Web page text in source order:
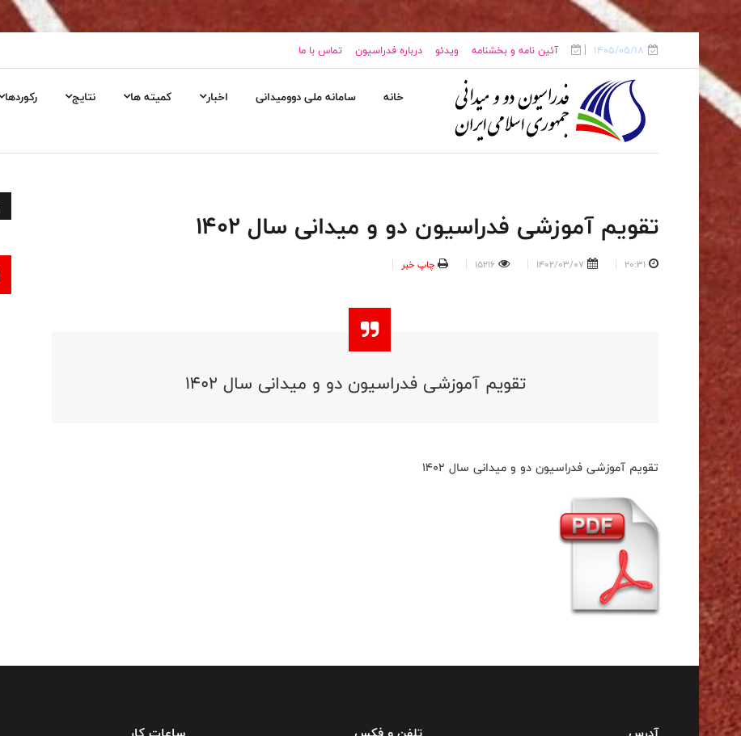
1405/05/18 آئین نامه و بخشنامه ویدئو درباره فدراسیون تماس با ما
خانه سامانه ملی دوومیدانی اخبار کمیته ها نتایج رکوردها
تقویم آموزشی فدراسیون دو و میدانی سال 1402
20:31
1402/03/07
15216 چاپ خبر
تقویم آموزشی فدراسیون دو و میدانی سال 1402
تقویم آموزشی فدراسیون دو و میدانی سال 1402